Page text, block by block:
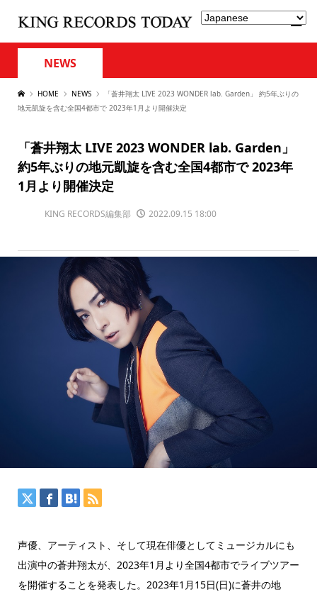
NEWS
HOME NEWS
「蒼井翔太 LIVE 2023 WONDER lab. Garden」 約5年ぶりの
地元凱旋を含む全国4都市で 2023年1月より開催決定
「蒼井翔太 LIVE 2023 WONDER lab. Garden」
約5年ぶりの地元凱旋を含む全国4都市で 2023年
1月より開催決定
KING RECORDS編集部 2022.09.15 18:00
声優、アーティスト、そして現在俳優としてミュージカルにも
出演中の蒼井翔太が、2023年1月より全国4都市でライブツアー
を開催することを発表した。2023年1月15日(日)に蒼井の地